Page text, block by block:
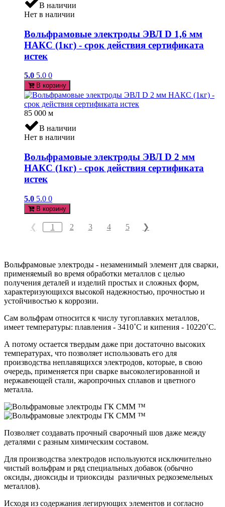
В наличии
Нет в наличии
Вольфрамовые электроды ЭВЛ D 1,6 мм
НАКС (1кг) - срок действия сертификата
истек
5.0 5.0 0
В корзину
85 000 м
В наличии
Нет в наличии
Вольфрамовые электроды ЭВЛ D 2 мм
НАКС (1кг) - срок действия сертификата
истек
5.0 5.0 0
В корзину
❮ 1 2 3 4 5 ❯
Вольфрамовые электроды - незаменимый элемент для сварки,
применяемый во время обработки металлов с целью
получения деталей и изделий простых и сложных форм,
характеризующихся высокой надежностью, прочностью и
устойчивостью к коррозии.
Сам вольфрам относится к числу тугоплавких металлов,
имеет температуры: плавления - 3410˚С и кипения - 10220˚С.
А потому остается твердым даже при достаточно высоких
температурах, что позволяет использовать его для
производства неплавящихся электродов, которые, в свою
очередь, применяется при сварке высоколегированной и
нержавеющей стали, жаропрочных сплавов и цветного
металла.
Позволяет создавать прочный сварочный шов даже между
деталями с разным химическим составом.
Для производства электродов используются исключительно
чистый вольфрам и ряд специальных добавок (обычно
оксиды, диоксиды и триоксиды различных редкоземельных
металлов).
Исходя из содержания легирующих элементов и согласно